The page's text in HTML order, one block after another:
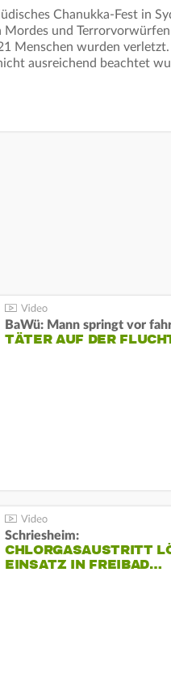
Chanukka-Fest in
und
Menschen wurden
ausreichend beachtet
TÄTER AUF DER
Schriesheim:
CHLORGASAUSTRITT
EINSATZ IN FREIBAD…